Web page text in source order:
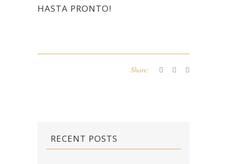
HASTA PRONTO!
Share:
RECENT POSTS